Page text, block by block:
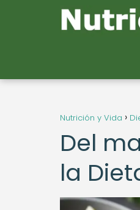
Nutrición y Vida
Del
la